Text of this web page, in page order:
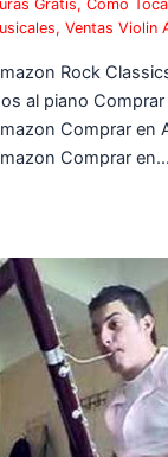
Gratis,Como
,Ventas Violin
Rock
al piano
Comprar en
Comprar en…